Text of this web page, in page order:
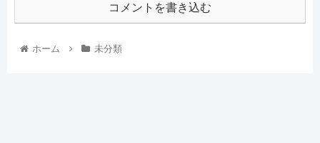
コメントを書き込む
ホーム 未分類